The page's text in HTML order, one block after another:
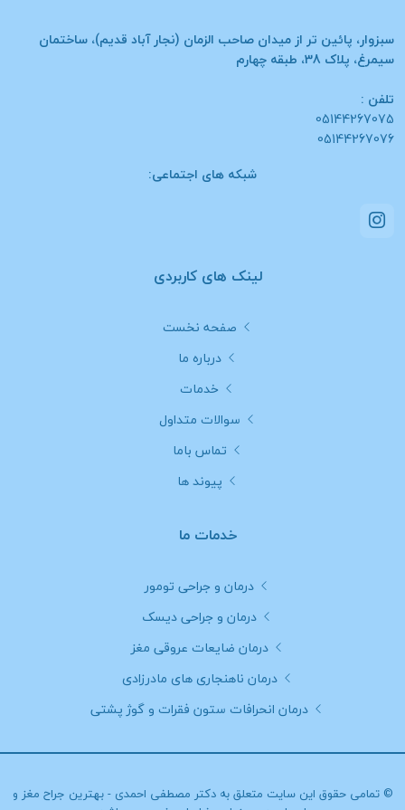
سبزوار، پائین تر از میدان صاحب الزمان (نجار آباد قدیم)، ساختمان
سیمرغ، پلاک 38، طبقه چهارم
تلفن :
05144267075
05144267076
شبکه های اجتماعی:
لینک های کاربردی
صفحه نخست
درباره ما
خدمات
سوالات متداول
تماس باما
پیوند ها
خدمات ما
درمان و جراحی تومور
درمان و جراحی دیسک
درمان ضایعات عروقی مغز
درمان ناهنجاری های مادرزادی
درمان انحرافات ستون فقرات و گوژ پشتی
© تمامی حقوق این سایت متعلق بهدکتر مصطفی احمدی - بهترین جراح مغز و